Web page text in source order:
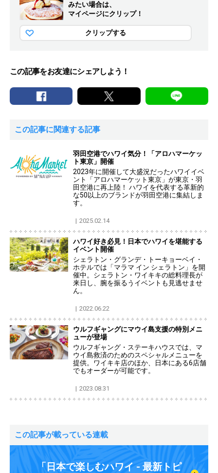
みたい場合は、
マイページにクリップ！
クリップする
この記事をお友達にシェアしよう！
この記事に関連する記事
羽田空港でハワイ気分！「アロハマーケッ
ト東京」開催
2023年に開催して大盛況だったハワイイベ
ント「アロハマーケット東京」が東京・羽
田空港に再上陸！ ハワイを代表する革新的
な50以上のブランドが羽田空港に集結しま
す。
2025.02.14
ハワイ好き必見！日本でハワイを堪能する
イベント開催
シェラトン・グランデ・トーキョーベイ・
ホテルでは「マラマ イン シェラトン」を開
催中。シェラトン・ワイキキの総料理長が
来日し、腕を振るうイベントも見逃せませ
ん。
2022.06.22
ウルフギャングにマウイ島支援の特別メニ
ューが登場
ウルフギャング・ステーキハウスでは、マ
ウイ島救済のためのスペシャルメニューを
提供。ワイキキ店のほか、日本にある6店舗
でもオーダーが可能です。
2023.08.31
この記事が載っている連載
「日本で楽しむハワイ - 最新トピ